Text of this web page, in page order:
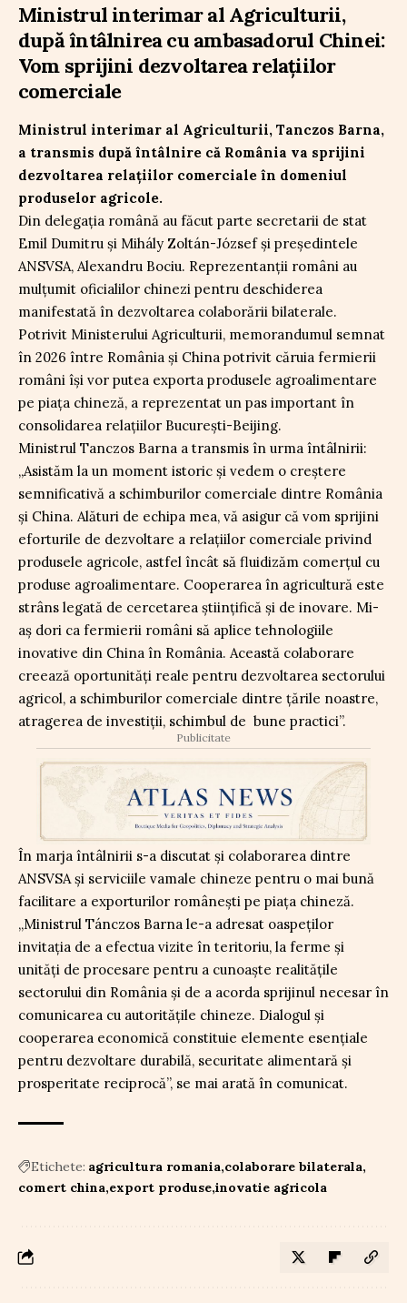
Ministrul interimar al Agriculturii,
după întâlnirea cu ambasadorul Chinei:
Vom sprijini dezvoltarea relațiilor
comerciale
Ministrul interimar al Agriculturii, Tanczos Barna,
a transmis după întâlnire că România va sprijini
dezvoltarea relațiilor comerciale în domeniul
produselor agricole.
Din delegația română au făcut parte secretarii de stat
Emil Dumitru și Mihály Zoltán-József și președintele
ANSVSA, Alexandru Bociu. Reprezentanții români au
mulțumit oficialilor chinezi pentru deschiderea
manifestată în dezvoltarea colaborării bilaterale.
Potrivit Ministerului Agriculturii, memorandumul semnat
în 2026 între România și China potrivit căruia fermierii
români își vor putea exporta produsele agroalimentare
pe piața chineză, a reprezentat un pas important în
consolidarea relațiilor București-Beijing.
Ministrul Tanczos Barna a transmis în urma întâlnirii:
„Asistăm la un moment istoric și vedem o creștere
semnificativă a schimburilor comerciale dintre România
și China. Alături de echipa mea, vă asigur că vom sprijini
eforturile de dezvoltare a relațiilor comerciale privind
produsele agricole, astfel încât să fluidizăm comerțul cu
produse agroalimentare. Cooperarea în agricultură este
strâns legată de cercetarea științifică și de inovare. Mi-
aș dori ca fermierii români să aplice tehnologiile
inovative din China în România. Această colaborare
creează oportunități reale pentru dezvoltarea sectorului
agricol, a schimburilor comerciale dintre țările noastre,
atragerea de investiții, schimbul de bune practici”.
Publicitate
În marja întâlnirii s-a discutat și colaborarea dintre
ANSVSA și serviciile vamale chineze pentru o mai bună
facilitare a exporturilor românești pe piața chineză.
„Ministrul Tánczos Barna le-a adresat oaspeților
invitația de a efectua vizite în teritoriu, la ferme și
unități de procesare pentru a cunoaște realitățile
sectorului din România și de a acorda sprijinul necesar în
comunicarea cu autoritățile chineze. Dialogul și
cooperarea economică constituie elemente esențiale
pentru dezvoltare durabilă, securitate alimentară și
prosperitate reciprocă”, se mai arată în comunicat.
Etichete: agricultura romania colaborare bilaterala
comert china export produse inovatie agricola